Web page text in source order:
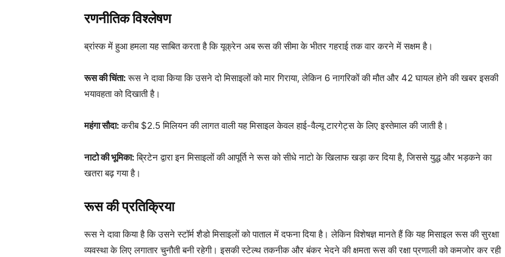
रणनीतिक विश्लेषण
ब्रांस्क में हुआ हमला यह साबित करता है कि यूक्रेन अब रूस की सीमा के भीतर गहराई तक वार करने में सक्षम है।
रूस की चिंता:रूस ने दावा किया कि उसने दो मिसाइलों को मार गिराया, लेकिन 6 नागरिकों की मौत और 42 घायल होने की खबर इसकी
भयावहता को दिखाती है।
महंगा सौदा:करीब $2.5 मिलियन की लागत वाली यह मिसाइल केवल हाई-वैल्यू टारगेट्स के लिए इस्तेमाल की जाती है।
नाटो की भूमिका:ब्रिटेन द्वारा इन मिसाइलों की आपूर्ति ने रूस को सीधे नाटो के खिलाफ खड़ा कर दिया है, जिससे युद्ध और भड़कने का
खतरा बढ़ गया है।
रूस की प्रतिक्रिया
रूस ने दावा किया है कि उसने स्टॉर्म शैडो मिसाइलों को पाताल में दफना दिया है। लेकिन विशेषज्ञ मानते हैं कि यह मिसाइल रूस की सुरक्षा
व्यवस्था के लिए लगातार चुनौती बनी रहेगी। इसकी स्टेल्थ तकनीक और बंकर भेदने की क्षमता रूस की रक्षा प्रणाली को कमजोर कर रही